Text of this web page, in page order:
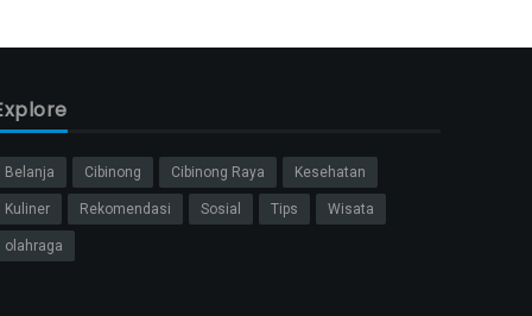
Belanja Cibinong Cibinong Raya Kesehatan
Kuliner Rekomendasi Sosial Tips Wisata
olahraga